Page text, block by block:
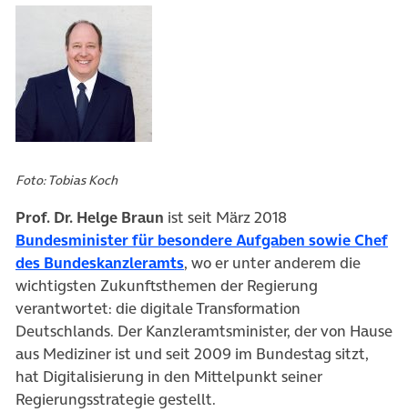
Foto: Tobias Koch
Prof. Dr. Helge Braun ist seit März 2018
Bundesminister für besondere Aufgaben sowie Chef
des Bundeskanzleramts(öffnet in neuem Tab)
, wo er unter anderem die
wichtigsten Zukunftsthemen der Regierung
verantwortet: die digitale Transformation
Deutschlands. Der Kanzleramtsminister, der von Hause
aus Mediziner ist und seit 2009 im Bundestag sitzt,
hat Digitalisierung in den Mittelpunkt seiner
Regierungsstrategie gestellt.